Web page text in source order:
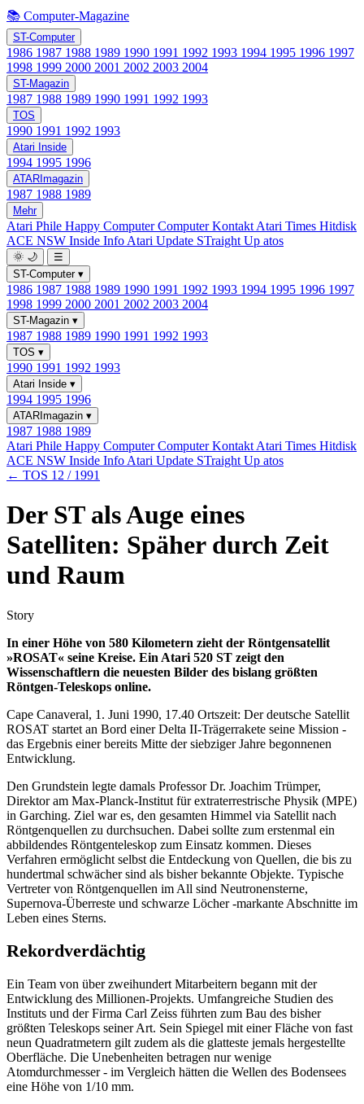
📚 Computer-Magazine
ST-Computer
1986 1987 1988 1989 1990 1991 1992 1993 1994 1995 1996 1997
1998 1999 2000 2001 2002 2003 2004
ST-Magazin
1987 1988 1989 1990 1991 1992 1993
TOS
1990 1991 1992 1993
Atari Inside
1994 1995 1996
ATARImagazin
1987 1988 1989
Mehr
Atari Phile Happy ComputerComputer Kontakt Atari Times Hitdisk
ACE NSW Inside Info Atari Update STraight Up atos
🌞 🌙
☰
ST-Computer ▾
1986 1987 1988 1989 1990 1991 1992 1993 1994 1995 1996 1997
1998 1999 2000 2001 2002 2003 2004
ST-Magazin ▾
1987 1988 1989 1990 1991 1992 1993
TOS ▾
1990 1991 1992 1993
Atari Inside ▾
1994 1995 1996
ATARImagazin ▾
1987 1988 1989
Atari Phile Happy ComputerComputer Kontakt Atari Times Hitdisk
ACE NSW Inside Info Atari Update STraight Up atos
← TOS 12 / 1991
Der ST als Auge eines
Satelliten: Späher durch Zeit
und Raum
Story
In einer Höhe von 580 Kilometern zieht der Röntgensatellit
»ROSAT« seine Kreise. Ein Atari 520 ST zeigt den
Wissenschaftlern die neuesten Bilder des bislang größten
Röntgen-Teleskops online.
Cape Canaveral, 1. Juni 1990, 17.40 Ortszeit: Der deutsche Satellit
ROSAT startet an Bord einer Delta II-Trägerrakete seine Mission -
das Ergebnis einer bereits Mitte der siebziger Jahre begonnenen
Entwicklung.
Den Grundstein legte damals Professor Dr. Joachim Trümper,
Direktor am Max-Planck-Institut für extraterrestrische Physik (MPE)
in Garching. Ziel war es, den gesamten Himmel via Satellit nach
Röntgenquellen zu durchsuchen. Dabei sollte zum erstenmal ein
abbildendes Röntgenteleskop zum Einsatz kommen. Dieses
Verfahren ermöglicht selbst die Entdeckung von Quellen, die bis zu
hundertmal schwächer sind als bisher bekannte Objekte. Typische
Vertreter von Röntgenquellen im All sind Neutronensterne,
Supernova-Überreste und schwarze Löcher -markante Abschnitte im
Leben eines Sterns.
Rekordverdächtig
Ein Team von über zweihundert Mitarbeitern begann mit der
Entwicklung des Millionen-Projekts. Umfangreiche Studien des
Instituts und der Firma Carl Zeiss führten zum Bau des bisher
größten Teleskops seiner Art. Sein Spiegel mit einer Fläche von fast
neun Quadratmetern gilt zudem als die glatteste jemals hergestellte
Oberfläche. Die Unebenheiten betragen nur wenige
Atomdurchmesser - im Vergleich hätten die Wellen des Bodensees
eine Höhe von 1/10 mm.